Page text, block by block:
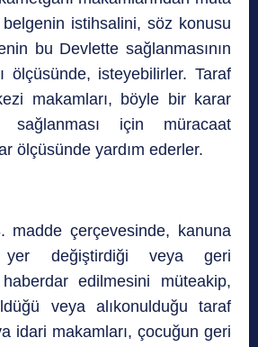
belgenin istihsalini, söz konusu
bu Devlette sağlanmasının
ölçüsünde, isteyebilirler. Taraf
makamları, böyle bir karar
sağlanması için müracaat
ölçüsünde yardım ederler.
madde çerçevesinde, kanuna
yer değiştirdiği veya geri
edilmesini müteakip,
veya alıkonulduğu taraf
idari makamları, çocuğun geri